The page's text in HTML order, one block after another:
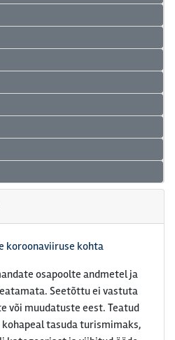
koroonaviiruse kohta
osapoolte andmetel ja
Seetõttu ei vastuta
või muudatuste eest. Teatud
tasuda turismimaks,